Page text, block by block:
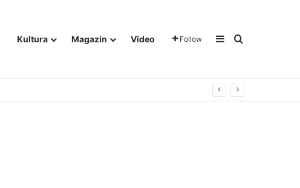
Kultura Magazin Video Follow Sidebar
Traži
logora u Dalju!